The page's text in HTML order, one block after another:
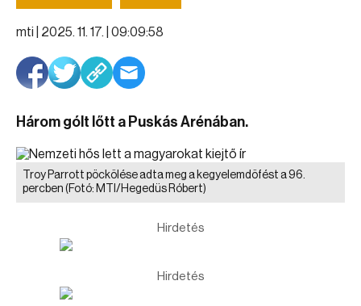
mti | 2025. 11. 17. | 09:09:58
Három gólt lőtt a Puskás Arénában.
Troy Parrott pöckölése adta meg a kegyelemdöfést a 96.
percben (Fotó: MTI/Hegedüs Róbert)
Hirdetés
Hirdetés